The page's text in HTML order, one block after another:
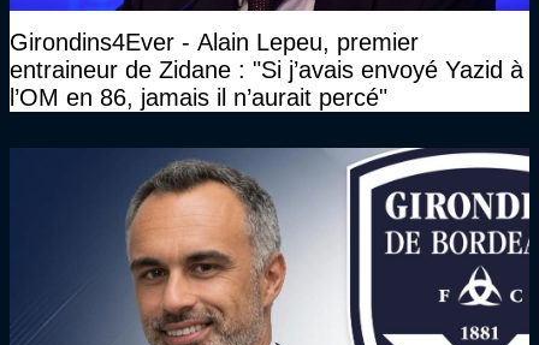
Girondins4Ever - Alain Lepeu, premier
entraineur de Zidane : "Si j’avais envoyé Yazid à
l’OM en 86, jamais il n’aurait percé"